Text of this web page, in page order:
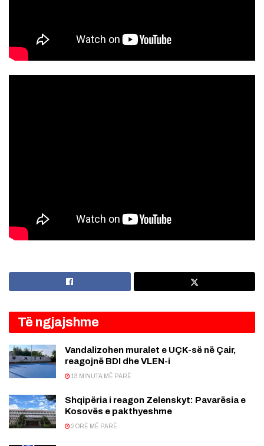
Të ngjajshme
Vandalizohen muralet e UÇK-së në Çair,
reagojnë BDI dhe VLEN-i
13 MINUTA MË PARË
Shqipëria i reagon Zelenskyt: Pavarësia e
Kosovës e pakthyeshme
2 ORË MË PARË